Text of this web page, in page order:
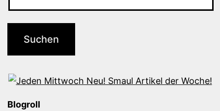
Blogroll